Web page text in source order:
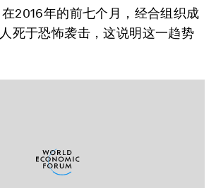
2016年的前七个月，经合组织成
死于恐怖袭击，这说明这一趋势